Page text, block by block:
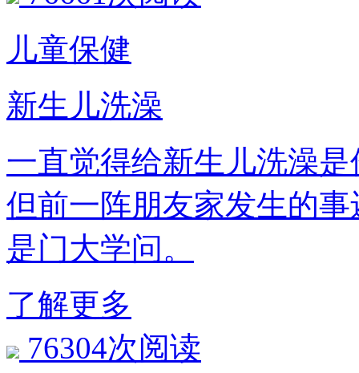
儿童保健
新生儿洗澡
一直觉得给新生儿洗澡
但前一阵朋友家发生的
是门大学问。
了解更多
76304次阅读